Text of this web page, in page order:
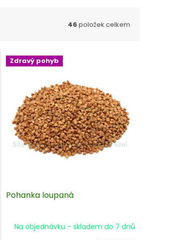
46 položek celkem
Zdravý pohyb
Pohanka loupaná
Na objednávku - skladem do 7 dnů